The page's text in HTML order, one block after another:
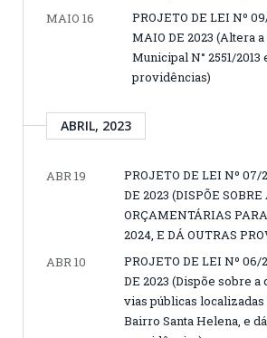
MAIO 16
PROJETO DE LEI Nº
MAIO DE 2023 (Altera
Municipal N° 2551/2013
providências)
ABRIL, 2023
ABR 19
PROJETO DE LEI Nº 07/
DE 2023 (DISPÕE
ORÇAMENTÁRIAS
2024, E DÁ OUTRAS
ABR 10
PROJETO DE LEI Nº 06/
DE 2023 (Dispõe sobre
vias públicas localizadas
Bairro Santa Helena, e